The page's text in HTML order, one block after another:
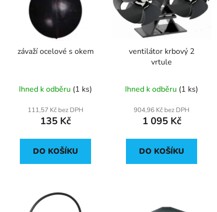
závaží ocelové s okem
Ihned k odběru (1 ks)
111,57 Kč bez DPH
135 Kč
DO KOŠÍKU
ventilátor krbový 2
vrtule
Ihned k odběru (1 ks)
904,96 Kč bez DPH
1 095 Kč
DO KOŠÍKU